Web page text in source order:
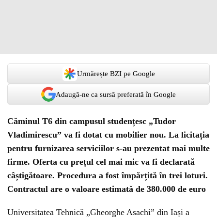
Urmărește BZI pe Google
Adaugă-ne ca sursă preferată în Google
Căminul T6 din campusul studențesc „Tudor
Vladimirescu” va fi dotat cu mobilier nou. La licitația
pentru furnizarea serviciilor s-au prezentat mai multe
firme. Oferta cu prețul cel mai mic va fi declarată
câștigătoare. Procedura a fost împărțită în trei loturi.
Contractul are o valoare estimată de 380.000 de euro
Universitatea Tehnică „Gheorghe Asachi” din Iași a